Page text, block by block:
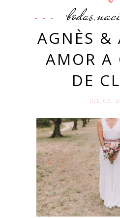
bodas,
AGNÈS &
AMOR A
DE
JUL 03.